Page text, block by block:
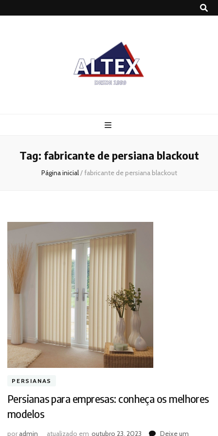
Tag: fabricante de persiana blackout
Página inicial/fabricante de persiana blackout
PERSIANAS
Persianas para empresas: conheça os melhores
modelos
poradmin atualizado em outubro 23, 2023 Deixe um